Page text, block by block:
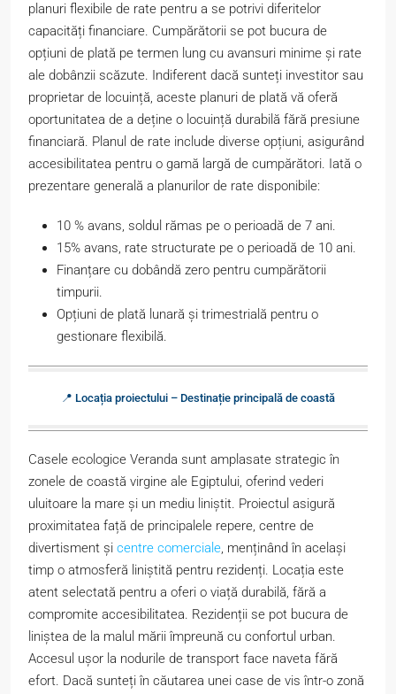
planuri flexibile de rate pentru a se potrivi diferitelor
capacități financiare. Cumpărătorii se pot bucura de
opțiuni de plată pe termen lung cu avansuri minime și rate
ale dobânzii scăzute. Indiferent dacă sunteți investitor sau
proprietar de locuință, aceste planuri de plată vă oferă
oportunitatea de a deține o locuință durabilă fără presiune
financiară. Planul de rate include diverse opțiuni, asigurând
accesibilitatea pentru o gamă largă de cumpărători. Iată o
prezentare generală a planurilor de rate disponibile:
10 % avans, soldul rămas pe o perioadă de 7 ani.
15% avans, rate structurate pe o perioadă de 10 ani.
Finanțare cu dobândă zero pentru cumpărătorii
timpurii.
Opțiuni de plată lunară și trimestrială pentru o
gestionare flexibilă.
📍 Locația proiectului – Destinație principală de coastă
Casele ecologice Veranda sunt amplasate strategic în
zonele de coastă virgine ale Egiptului, oferind vederi
uluitoare la mare și un mediu liniștit. Proiectul asigură
proximitatea față de principalele repere, centre de
divertisment și centre comerciale, menținând în același
timp o atmosferă liniștită pentru rezidenți. Locația este
atent selectată pentru a oferi o viață durabilă, fără a
compromite accesibilitatea. Rezidenții se pot bucura de
liniștea de la malul mării împreună cu confortul urban.
Accesul ușor la nodurile de transport face naveta fără
efort. Dacă sunteți în căutarea unei case de vis într-o zonă